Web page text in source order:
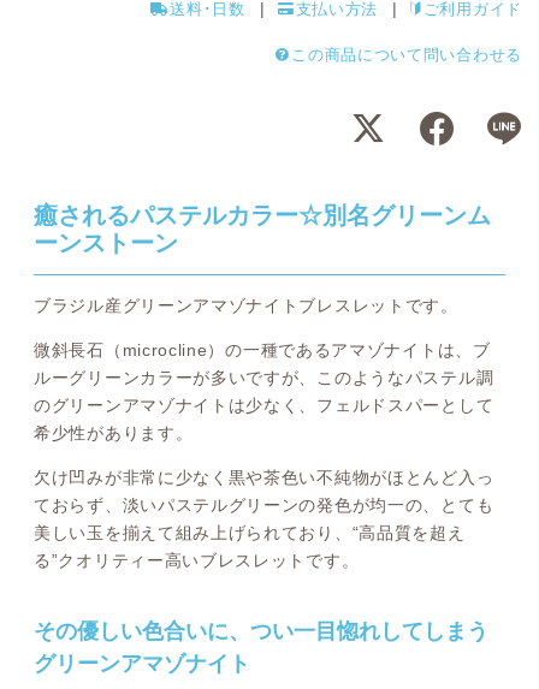
送料･日数 支払い方法 ご利用ガイド
この商品について問い合わせる
癒されるパステルカラー☆別名グリーンム
ーンストーン
ブラジル産グリーンアマゾナイトブレスレットです。
微斜長石（microcline）の一種であるアマゾナイトは、ブ
ルーグリーンカラーが多いですが、このようなパステル調
のグリーンアマゾナイトは少なく、フェルドスパーとして
希少性があります。
欠け凹みが非常に少なく黒や茶色い不純物がほとんど入っ
ておらず、淡いパステルグリーンの発色が均一の、とても
美しい玉を揃えて組み上げられており、“高品質を超え
る”クオリティー高いブレスレットです。
その優しい色合いに、つい一目惚れしてしまう
グリーンアマゾナイト